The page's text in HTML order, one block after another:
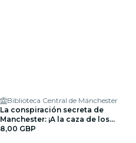
Biblioteca Central de Mánchester
La conspiración secreta de
Manchester: ¡A la caza de los
archivos!
8,00 GBP